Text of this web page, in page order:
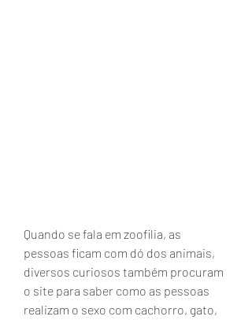
Quando se fala em zoofilia, as
pessoas ficam com dó dos animais,
diversos curiosos também procuram
o site para saber como as pessoas
realizam o sexo com cachorro, gato,